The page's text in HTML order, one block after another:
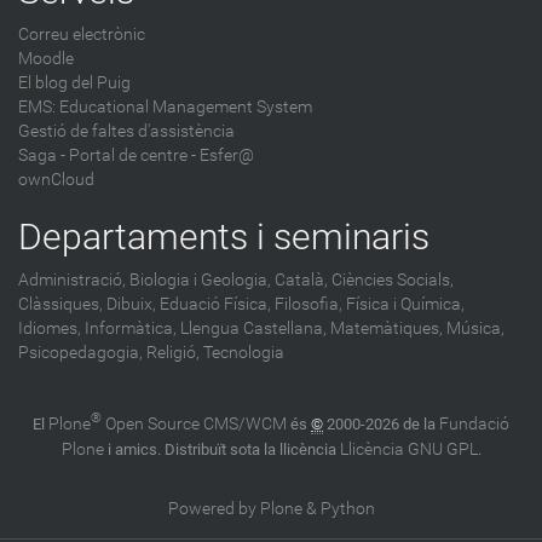
Correu electrònic
Moodle
El blog del Puig
EMS: Educational Management System
Gestió de faltes d'assistència
Saga - Portal de centre - Esfer@
ownCloud
Departaments i seminaris
Administració, Biologia i Geologia, Català, Ciències Socials,
Clàssiques, Dibuix, Eduació Física, Filosofia, Física i Química,
Idiomes, Informàtica, Llengua Castellana, Matemàtiques, Música,
Psicopedagogia, Religió, Tecnologia
El Plone® Open Source CMS/WCM és © 2000-2026 de la Fundació
Plonei amics. Distribuït sota la llicència Llicència GNU GPL.
Powered by Plone & Python